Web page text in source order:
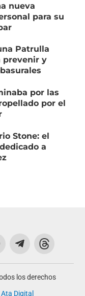
nueva
para su
Patrulla
prevenir y
por las
por el
Stone: el
a
los derechos
Ata Digital